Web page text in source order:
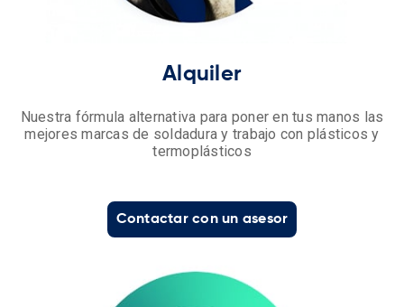
Alquiler
Nuestra fórmula alternativa para poner en tus manos las
mejores marcas de soldadura y trabajo con plásticos y
termoplásticos
Contactar con un asesor